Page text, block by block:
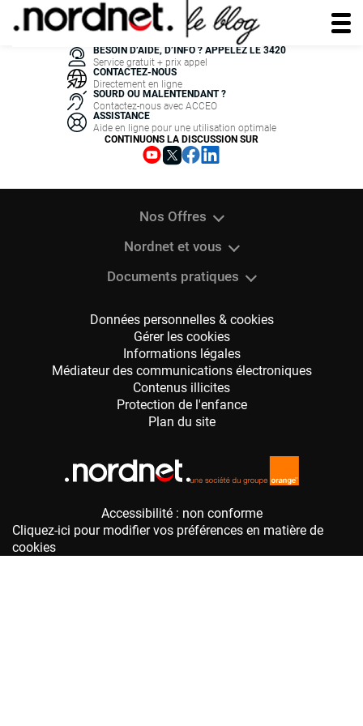
Accessibilité : non conforme
Cliquez-ici pour modifier vos préférences en matière de
cookies